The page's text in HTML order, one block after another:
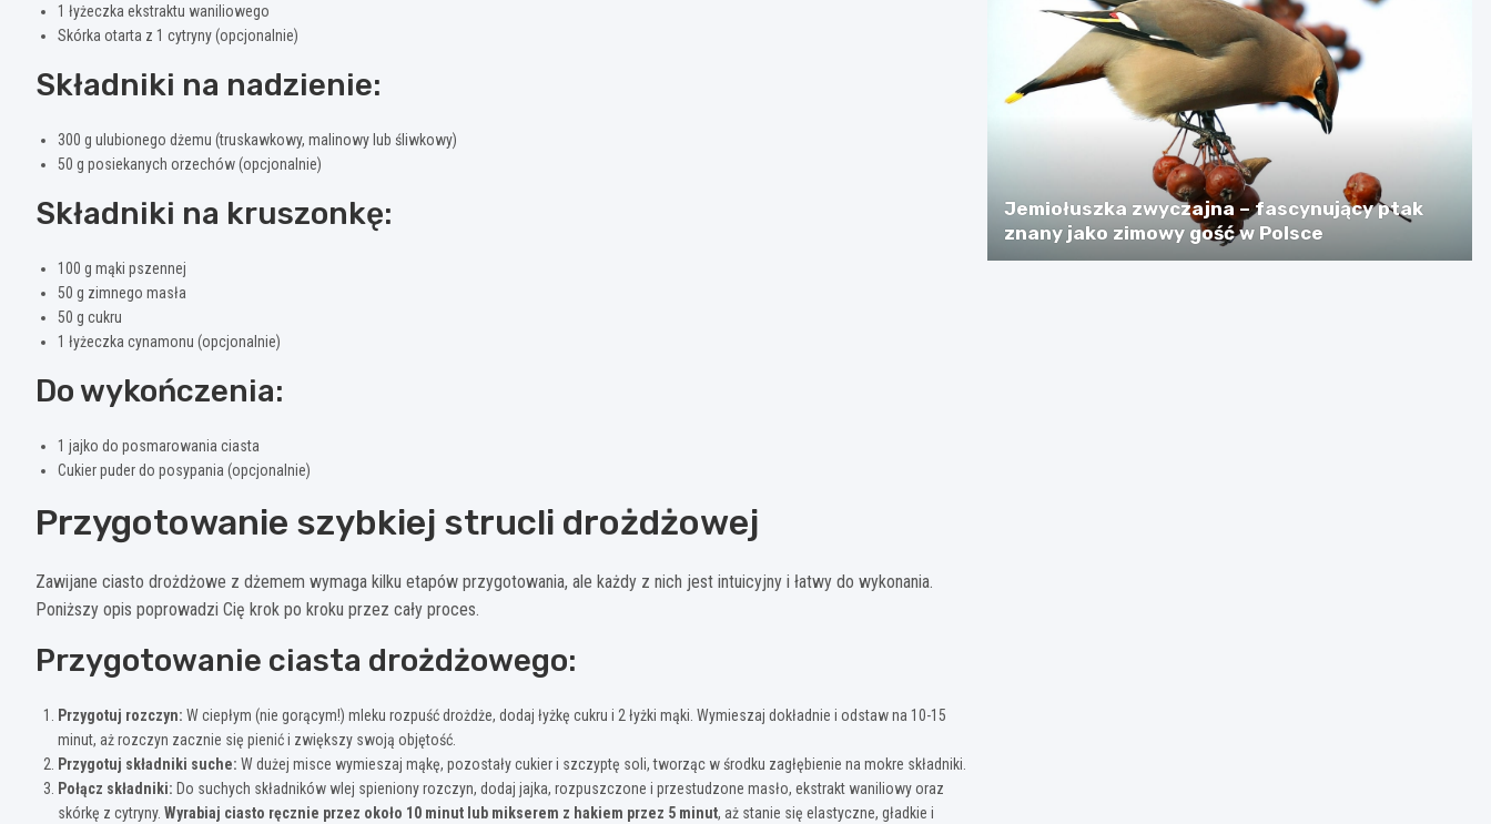
1 łyżeczka ekstraktu waniliowego
Skórka otarta z 1 cytryny (opcjonalnie)
Składniki na nadzienie:
300 g ulubionego dżemu (truskawkowy, malinowy lub śliwkowy)
50 g posiekanych orzechów (opcjonalnie)
Składniki na kruszonkę:
100 g mąki pszennej
50 g zimnego masła
50 g cukru
1 łyżeczka cynamonu (opcjonalnie)
Do wykończenia:
1 jajko do posmarowania ciasta
Cukier puder do posypania (opcjonalnie)
Przygotowanie szybkiej strucli drożdżowej
Zawijane ciasto drożdżowe z dżemem wymaga kilku etapów przygotowania, ale każdy z nich jest intuicyjny i łatwy do wykonania.
Poniższy opis poprowadzi Cię krok po kroku przez cały proces.
Przygotowanie ciasta drożdżowego:
Przygotuj rozczyn: W ciepłym (nie gorącym!) mleku rozpuść drożdże, dodaj łyżkę cukru i 2 łyżki mąki. Wymieszaj dokładnie i odstaw na 10-15
minut, aż rozczyn zacznie się pienić i zwiększy swoją objętość.
Przygotuj składniki suche: W dużej misce wymieszaj mąkę, pozostały cukier i szczyptę soli, tworząc w środku zagłębienie na mokre składniki.
Połącz składniki: Do suchych składników wlej spieniony rozczyn, dodaj jajka, rozpuszczone i przestudzone masło, ekstrakt waniliowy oraz
skórkę z cytryny. Wyrabiaj ciasto ręcznie przez około 10 minut lub mikserem z hakiem przez 5 minut, aż stanie się elastyczne, gładkie i
Jemiołuszka zwyczajna – fascynujący ptak
znany jako zimowy gość w Polsce